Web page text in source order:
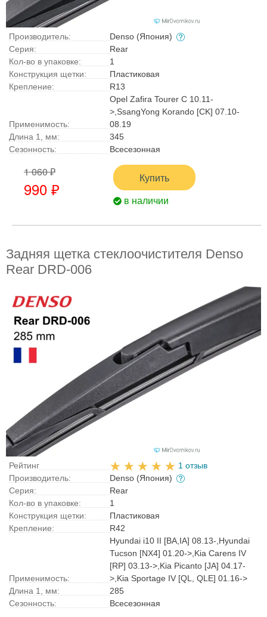
Производитель:
Denso (Япония)
Серия:
Rear
Кол-во в упаковке:
1
Конструкция щетки:
Пластиковая
Крепление:
R13
Применимость:
Opel Zafira Tourer C 10.11-
>,SsangYong Korando [CK] 07.10-
08.19
Длина 1, мм:
345
Сезонность:
Всесезонная
1 060 ₽
990 ₽
Купить
в наличии
Задняя щетка стеклоочистителя Denso
Rear DRD-006
Рейтинг
1 отзыв
Производитель:
Denso (Япония)
Серия:
Rear
Кол-во в упаковке:
1
Конструкция щетки:
Пластиковая
Крепление:
R42
Применимость:
Hyundai i10 II [BA,IA] 08.13-,Hyundai
Tucson [NX4] 01.20->,Kia Carens IV
[RP] 03.13->,Kia Picanto [JA] 04.17-
>,Kia Sportage IV [QL, QLE] 01.16->
Длина 1, мм:
285
Сезонность:
Всесезонная